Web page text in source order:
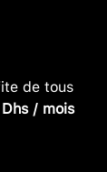
de tous
/ mois